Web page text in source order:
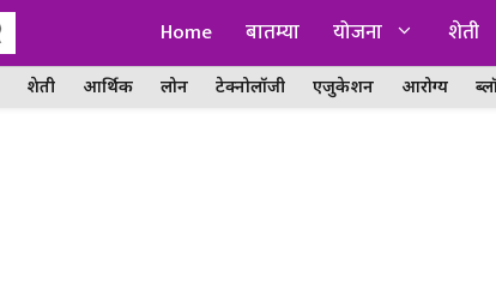
Home बातम्या योजना शेती
शेती आर्थिक लोन टेक्नोलॉजी एजुकेशन आरोग्य